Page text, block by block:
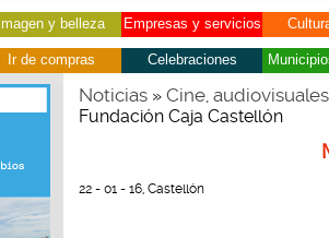
Imagen y belleza Empresas y servicios
Ir de compras Celebraciones
Noticias» Cine, audiovisuales
Fundación Caja Castellón
22 - 01 - 16, Castellón